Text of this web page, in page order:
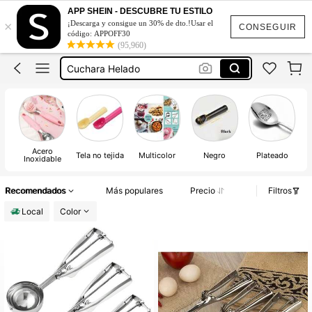
CONSEGUIR
×
APP SHEIN - DESCUBRE TU ESTILO
¡Descarga y consigue un 30% de dto.!Usar el
código: APPOFF30
(95,960)
Ice Cream Scoop
Cuchara De Helado
Boleadora De Helado
Cuchara Helado
Ice Cream Scoop
Cuchara De Helado
Acero
Inoxidable Tela no tejida Multicolor Negro Plateado
Recomendados Más populares Precio
Filtros
Local
Color